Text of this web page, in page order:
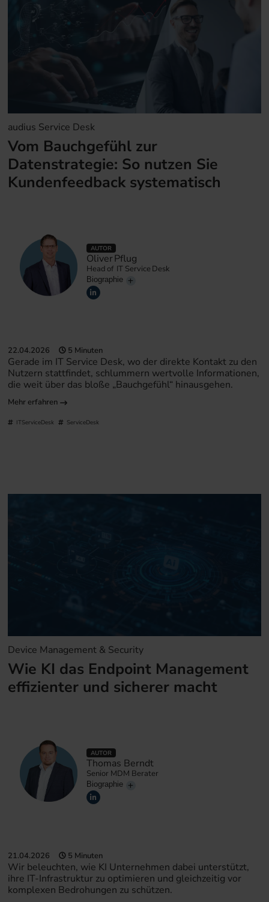
audius Service Desk
Vom Bauchgefühl zur
Datenstrategie: So nutzen Sie
Kundenfeedback systematisch
AUTOR
Oliver Pflug
Head of IT Service Desk
Biographie
22.04.2026 5 Minuten
Gerade im IT Service Desk, wo der direkte Kontakt zu den
Nutzern stattfindet, schlummern wertvolle Informationen,
die weit über das bloße „Bauchgefühl“ hinausgehen.
Mehr erfahren
ITServiceDesk ServiceDesk
Device Management & Security
Wie KI das Endpoint Management
effizienter und sicherer macht
AUTOR
Thomas Berndt
Senior MDM Berater
Biographie
21.04.2026 5 Minuten
Wir beleuchten, wie KI Unternehmen dabei unterstützt,
ihre IT-Infrastruktur zu optimieren und gleichzeitig vor
komplexen Bedrohungen zu schützen.